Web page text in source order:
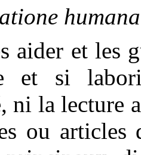
aider et les
et si
ni la lecture
ou